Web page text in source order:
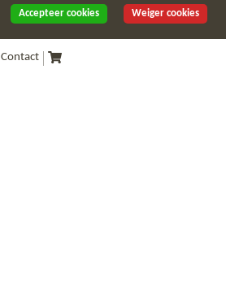
Contact
Weiger cookies
Accepteer cookies